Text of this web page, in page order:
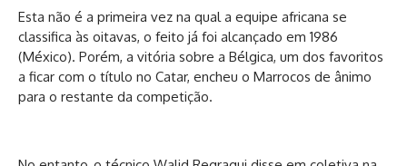
Esta não é a primeira vez na qual a equipe africana se
classifica às oitavas, o feito já foi alcançado em 1986
(México). Porém, a vitória sobre a Bélgica, um dos favoritos
a ficar com o título no Catar, encheu o Marrocos de ânimo
para o restante da competição.